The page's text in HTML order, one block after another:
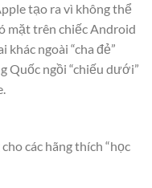
tạo ra vì không thể
mặt trên chiếc Android
khác ngoài “cha đẻ”
Quốc ngồi “chiếu dưới”
các hãng thích “học